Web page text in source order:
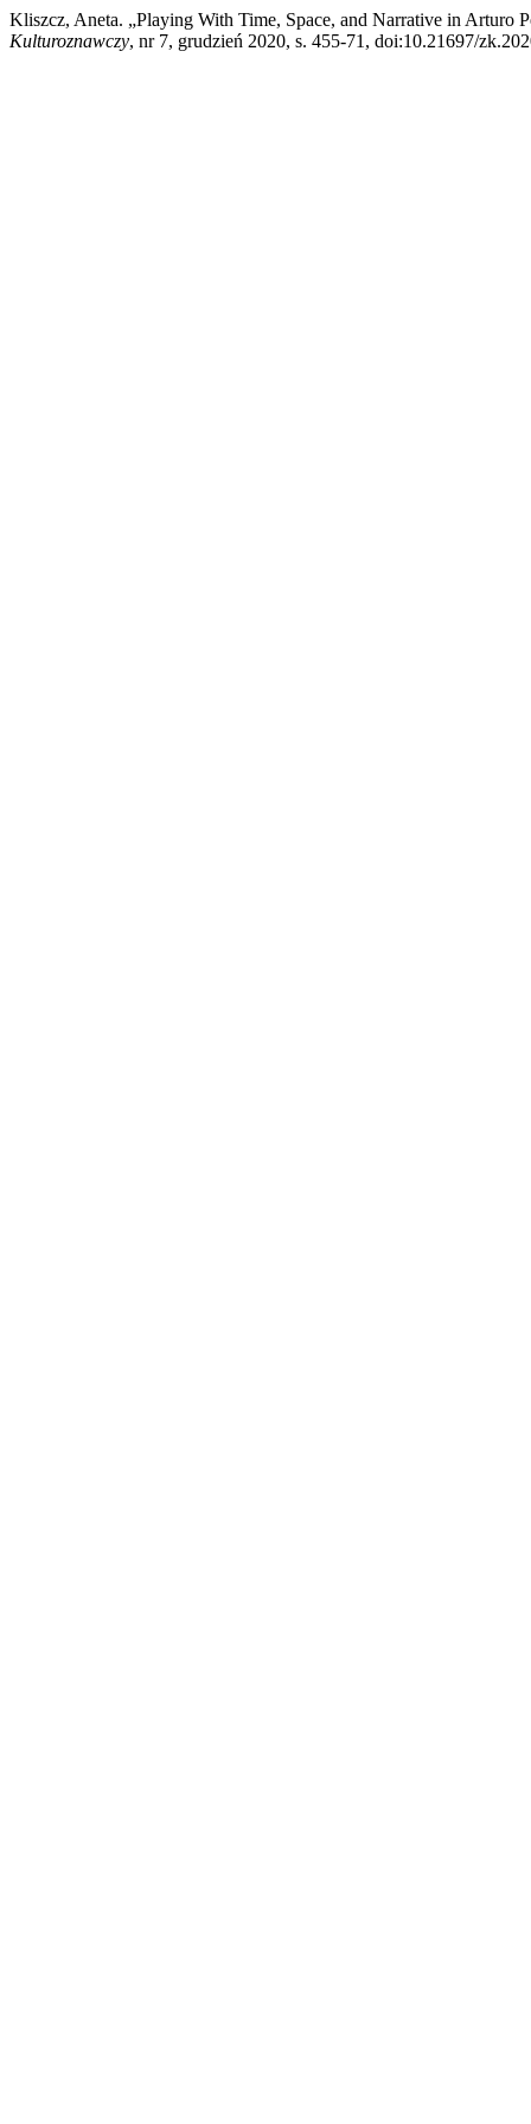
Kliszcz, Aneta. „Playing With Time, Space, and Narrative in Arturo
Kulturoznawczy, nr 7, grudzień 2020, s. 455-71, doi:10.21697/